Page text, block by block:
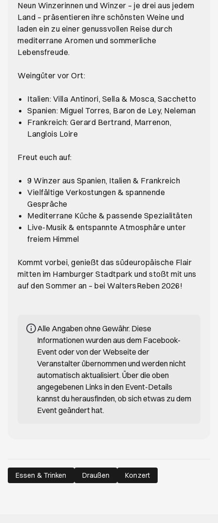
Neun Winzerinnen und Winzer – je drei aus jedem
Land – präsentieren ihre schönsten Weine und
laden ein zu einer genussvollen Reise durch
mediterrane Aromen und sommerliche
Lebensfreude.
Weingüter vor Ort:
Italien: Villa Antinori, Sella & Mosca, Sacchetto
Spanien: Miguel Torres, Baron de Ley, Neleman
Frankreich: Gerard Bertrand, Marrenon,
Langlois Loire
Freut euch auf:
9 Winzer aus Spanien, Italien & Frankreich
Vielfältige Verkostungen & spannende
Gespräche
Mediterrane Küche & passende Spezialitäten
Live-Musik & entspannte Atmosphäre unter
freiem Himmel
Kommt vorbei, genießt das süd­europäische Flair
mitten im Hamburger Stadtpark und stoßt mit uns
auf den Sommer an – bei WaltersReben 2026!
Alle Angaben ohne Gewähr. Diese
Informationen wurden aus dem Facebook-
Event oder von der Webseite der
Veranstalter übernommen und werden nicht
automatisch aktualisiert. Über die oben
angegebenen Links in den Event-Details
kannst du herausfinden, ob sich etwas zu dem
Event geändert hat.
Essen & Trinken Draußen Konzert